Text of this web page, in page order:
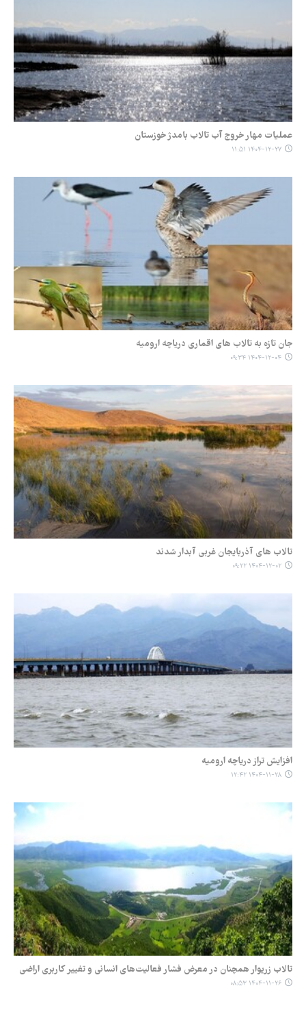
عملیات مهار خروج آب تالاب بامدژ خوزستان
۱۴۰۴-۱۲-۲۷ ۱۱:۵۱
جان تازه به تالاب های اقماری دریاچه ارومیه
۱۴۰۴-۱۲-۰۴ ۰۹:۳۴
تالاب های آذربایجان غربی آبدار شدند
۱۴۰۴-۱۲-۰۲ ۰۹:۲۲
افزایش تراز دریاچه ارومیه
۱۴۰۴-۱۱-۲۸ ۱۲:۴۲
تالاب زریوار همچنان در معرض فشار فعالیت‌های انسانی و تغییر کاربری اراضی
۱۴۰۴-۱۱-۲۶ ۰۸:۵۳